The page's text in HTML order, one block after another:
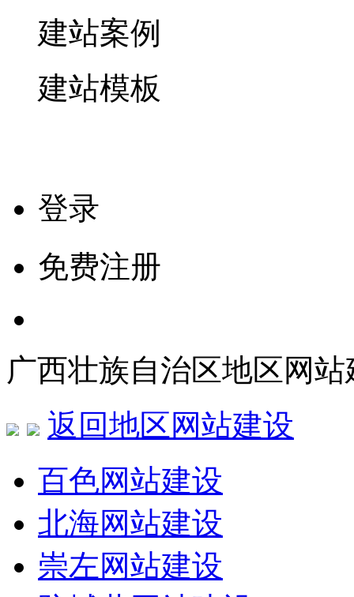
建站案例
建站模板
登录
免费注册
广西壮族自治区地区网站
返回地区网站建设
百色网站建设
北海网站建设
崇左网站建设